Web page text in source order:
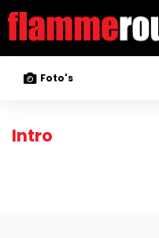
Foto's
Intro